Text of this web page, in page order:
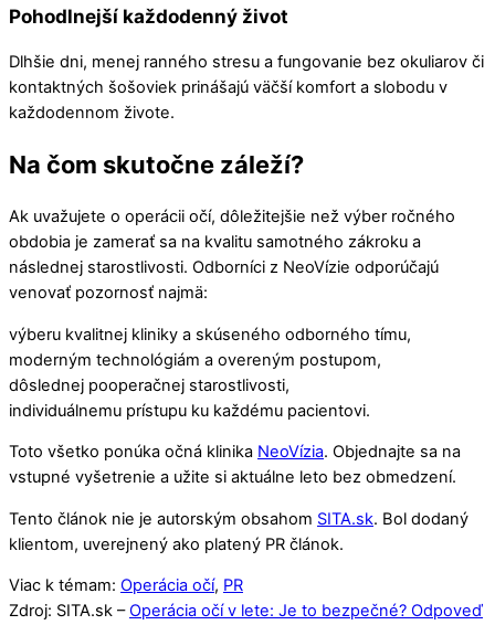
Pohodlnejší každodenný život
Dlhšie dni, menej ranného stresu a fungovanie bez okuliarov či
kontaktných šošoviek prinášajú väčší komfort a slobodu v
každodennom živote.
Na čom skutočne záleží?
Ak uvažujete o operácii očí, dôležitejšie než výber ročného
obdobia je zamerať sa na kvalitu samotného zákroku a
následnej starostlivosti. Odborníci z NeoVízie odporúčajú
venovať pozornosť najmä:
výberu kvalitnej kliniky a skúseného odborného tímu,
moderným technológiám a overeným postupom,
dôslednej pooperačnej starostlivosti,
individuálnemu prístupu ku každému pacientovi.
Toto všetko ponúka očná klinika NeoVízia. Objednajte sa na
vstupné vyšetrenie a užite si aktuálne leto bez obmedzení.
Tento článok nie je autorským obsahom SITA.sk. Bol dodaný
klientom, uverejnený ako platený PR článok.
Viac k témam: Operácia očí, PR
Zdroj: SITA.sk –Operácia očí v lete: Je to bezpečné? Odpoveď